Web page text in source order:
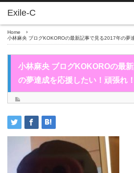
Home
小林麻央 ブログKOKOROの最新記事で見る2017年の夢
小林麻央 ブログKOKOROの最
の夢達成を応援したい！頑張れ